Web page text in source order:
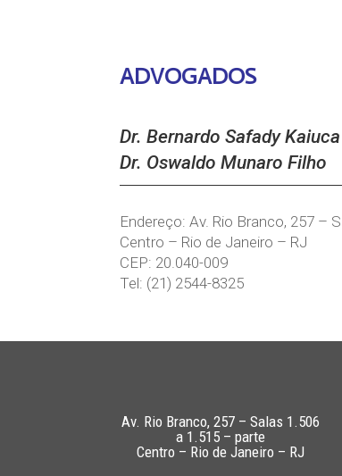
ADVOGADOS
Dr. Bernardo Safady Kaiuca
Dr. Oswaldo Munaro Filho
Endereço: Av. Rio Branco, 257 –
Centro – Rio de Janeiro – RJ
CEP: 20.040-009
Tel: (21) 2544-8325
Av. Rio Branco, 257 – Salas 1.506
a 1.515 – parte
Centro – Rio de Janeiro – RJ